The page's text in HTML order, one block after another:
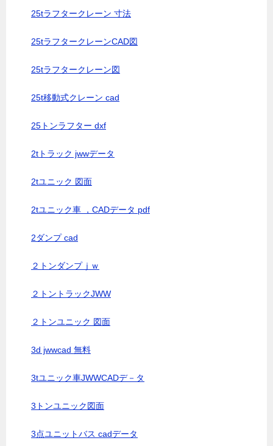
25tラフタークレーン 寸法
25tラフタークレーンCAD図
25tラフタークレーン図
25t移動式クレーン cad
25トンラフター dxf
2tトラック jwwデータ
2tユニック 図面
2tユニック車 ，CADデータ pdf
2ダンプ cad
２トンダンプｊｗ
２トントラックJWW
２トンユニック 図面
3d jwwcad 無料
3tユニック車JWWCADデ－タ
3トンユニック図面
3点ユニットバス cadデータ